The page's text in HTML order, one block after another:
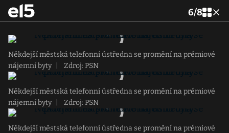
6/8
Někdejší městská telefonní ústředna se promění na prémiové
nájemní byty
Zdroj: PSN
Někdejší městská telefonní ústředna se promění na prémiové
nájemní byty
Zdroj: PSN
Někdejší městská telefonní ústředna se promění na prémiové